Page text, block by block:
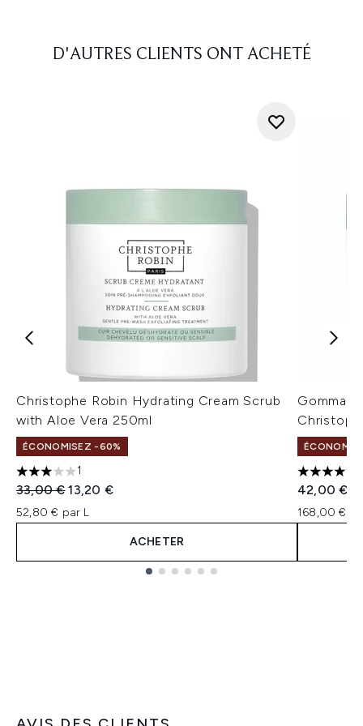
D'AUTRES CLIENTS ONT ACHETÉ
Christophe Robin Hydrating Cream Scrub
with Aloe Vera 250ml
ÉCONOMISEZ -60%
3 étoiles sur un maximum de 5
1
Prix de vente :
33,00 €Prix ​​actuel :
13,20 €
52,80 € par L
ACHETER
5 étoiles
42,00 €
168,00 €